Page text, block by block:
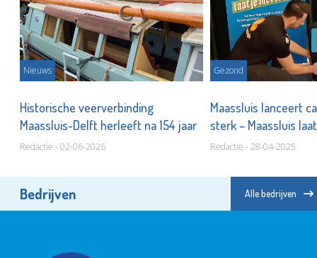
Nieuws
Historische veerverbinding
Maassluis-Delft herleeft na 154 jaar
Redactie - 02-06-2026
Gezond
Maassluis lanceert
sterk – Maassluis
Redactie - 28-04-2025
Bedrijven Alle bedrijven